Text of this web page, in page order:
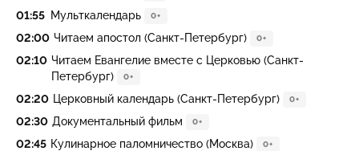
01:55 Мульткалендарь 0+
02:00 Читаем апостол (Санкт-Петербург) 0+
02:10 Читаем Евангелие вместе с Церковью (Санкт-
Петербург)
0+
02:20 Церковный календарь (Санкт-Петербург) 0+
02:30 Документальный фильм 0+
02:45 Кулинарное паломничество (Москва) 0+